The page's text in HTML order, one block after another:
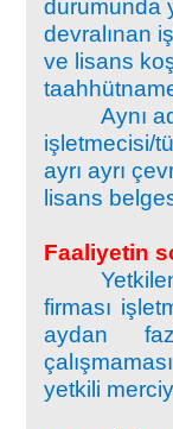
durumunda
devralınan
ve lisans
Aynı
işletmecisi/
ayrı ayrı
lisans
Faaliyetin
firması
aydan
yetkili